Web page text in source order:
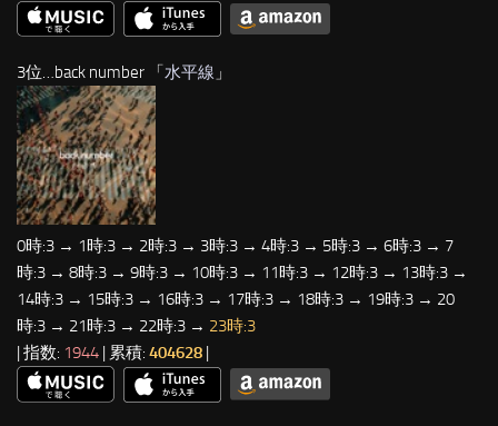
3位…back number 「 水平線 」
0時:3 → 1時:3 → 2時:3 → 3時:3 → 4時:3 → 5時:3 → 6時:3 → 7
時:3 → 8時:3 → 9時:3 → 10時:3 → 11時:3 → 12時:3 → 13時:3 →
14時:3 → 15時:3 → 16時:3 → 17時:3 → 18時:3 → 19時:3 → 20
時:3 → 21時:3 → 22時:3 → 23時:3
| 指数: 1944 | 累積: 404628